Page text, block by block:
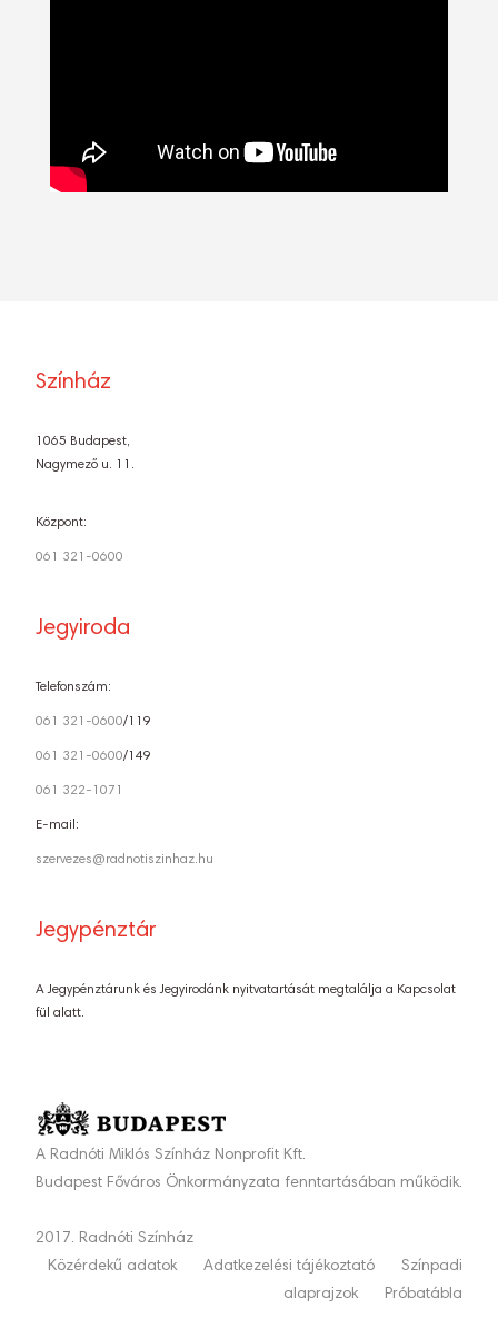
Színház
1065 Budapest,
Nagymező u. 11.
Központ:
061 321-0600
Jegyiroda
Telefonszám:
061 321-0600/119
061 321-0600/149
061 322-1071
E-mail:
szervezes@radnotiszinhaz.hu
Jegypénztár
A Jegypénztárunk és Jegyirodánk nyitvatartását megtalálja a Kapcsolat
fül alatt.
A Radnóti Miklós Színház Nonprofit Kft.
Budapest Főváros Önkormányzata fenntartásában működik.
2017. Radnóti Színház
Közérdekű adatok
Adatkezelési tájékoztató
Színpadi
alaprajzok
Próbatábla